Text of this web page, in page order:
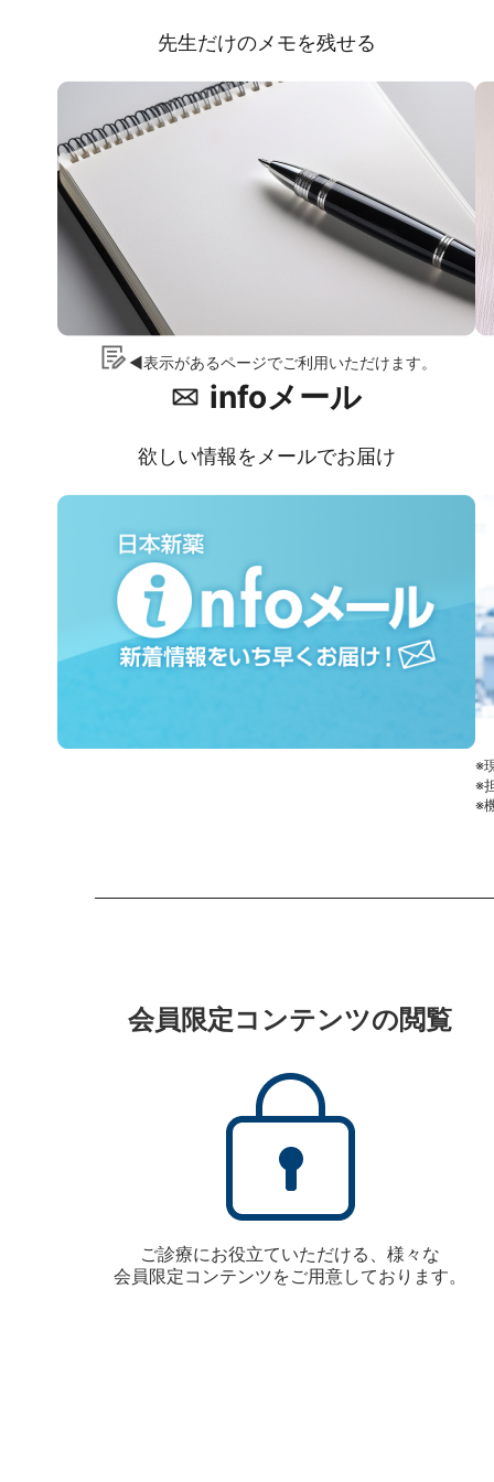
先生だけのメモを残せる
◀表示があるページでご利用いただけます。
infoメール
欲しい情報をメールでお届け
※
※
※
会員限定コンテンツの閲覧
ご診療にお役立ていただける、様々な
会員限定コンテンツをご用意しております。